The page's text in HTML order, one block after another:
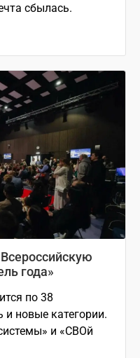
сбылась.
года»
по 38
новые категории.
и «СВОй